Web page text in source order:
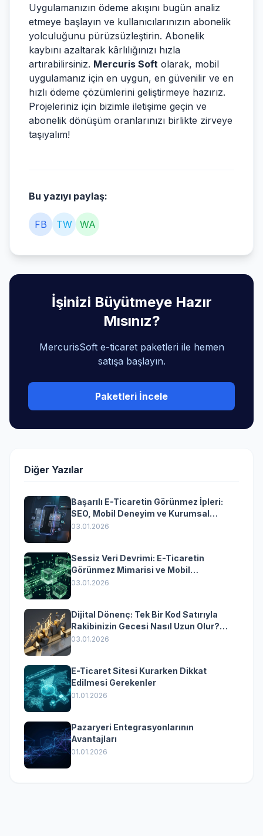
Uygulamanızın ödeme akışını bugün analiz
etmeye başlayın ve kullanıcılarınızın abonelik
yolculuğunu pürüzsüzleştirin. Abonelik
kaybını azaltarak kârlılığınızı hızla
artırabilirsiniz. Mercuris Soft olarak, mobil
uygulamanız için en uygun, en güvenilir ve en
hızlı ödeme çözümlerini geliştirmeye hazırız.
Projeleriniz için bizimle iletişime geçin ve
abonelik dönüşüm oranlarınızı birlikte zirveye
taşıyalım!
Bu yazıyı paylaş:
FB TW WA
İşinizi Büyütmeye Hazır
Mısınız?
MercurisSoft e-ticaret paketleri ile hemen
satışa başlayın.
Paketleri İncele
Diğer Yazılar
Başarılı E-Ticaretin Görünmez İpleri:
SEO, Mobil Deneyim ve Kurumsal
Yazılımın Kazandıran Senkronizasyonu
03.01.2026
Sessiz Veri Devrimi: E-Ticaretin
Görünmez Mimarisi ve Mobil
Dönüşümün Kurumsal Anahtarı
03.01.2026
Dijital Dönenç: Tek Bir Kod Satırıyla
Rakibinizin Gecesi Nasıl Uzun Olur?
(Kurumsal Yazılımın Güçlü Rolü)
03.01.2026
E-Ticaret Sitesi Kurarken Dikkat
Edilmesi Gerekenler
01.01.2026
Pazaryeri Entegrasyonlarının
Avantajları
01.01.2026